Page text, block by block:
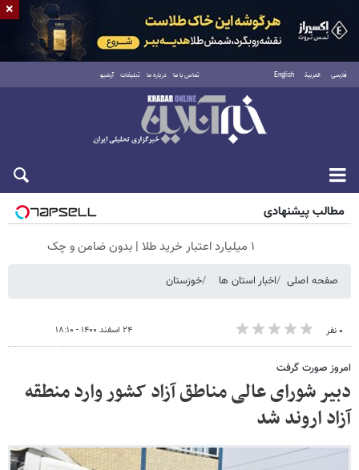
فارسی العربية English تماس با ما درباره ما تبلیغات آرشیو
شنبه ۱۷ مرداد ۱۴۰۵
مطالب پیشنهادی
۱ میلیارد اعتبار خرید طلا | بدون ضامن و چک
صفحه اصلی اخبار استان ها خوزستان
۰ نفر ۲۴ اسفند ۱۴۰۰ - ۱۸:۱۰
امروز صورت گرفت
دبیر شورای عالی مناطق آزاد کشور وارد منطقه
آزاد اروند شد
×